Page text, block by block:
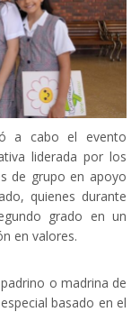
a cabo el evento
liderada por los
de grupo en apoyo
quienes durante
grado en un
en valores.
o madrina de
basado en el